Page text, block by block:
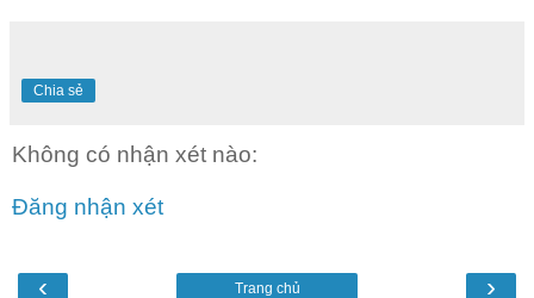
Chia sẻ
Không có nhận xét nào:
Đăng nhận xét
‹ ›
Trang chủ